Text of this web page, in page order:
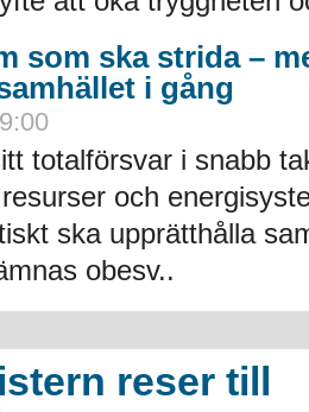
som ska strida –
i gång
totalförsvar i snabb
och
ska upprätthålla
obesv..
reser till